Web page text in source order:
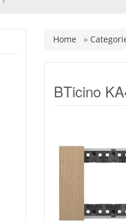
Home »
BTicino